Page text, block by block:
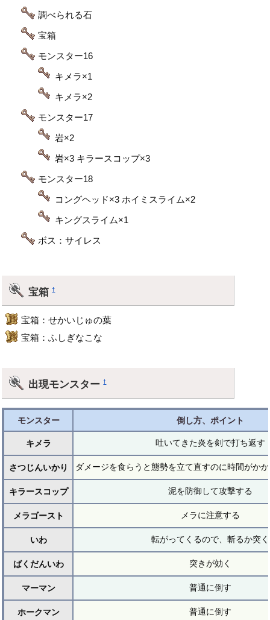
調べられる石
宝箱
モンスター16
キメラ×1
キメラ×2
モンスター17
岩×2
岩×3 キラースコップ×3
モンスター18
コングヘッド×3 ホイミスライム×2
キングスライム×1
ボス：サイレス
宝箱†
宝箱：せかいじゅの葉
宝箱：ふしぎなこな
出現モンスター†
モンスター 倒し方、ポイント
キメラ 吐いてきた炎を剣で打ち返す
さつじんいかり ダメージを食らうと態勢を立て直すのに時間がか
キラースコップ 泥を防御して攻撃する
メラゴースト メラに注意する
いわ 転がってくるので、斬るか突く
ばくだんいわ 突きが効く
マーマン 普通に倒す
ホークマン 普通に倒す